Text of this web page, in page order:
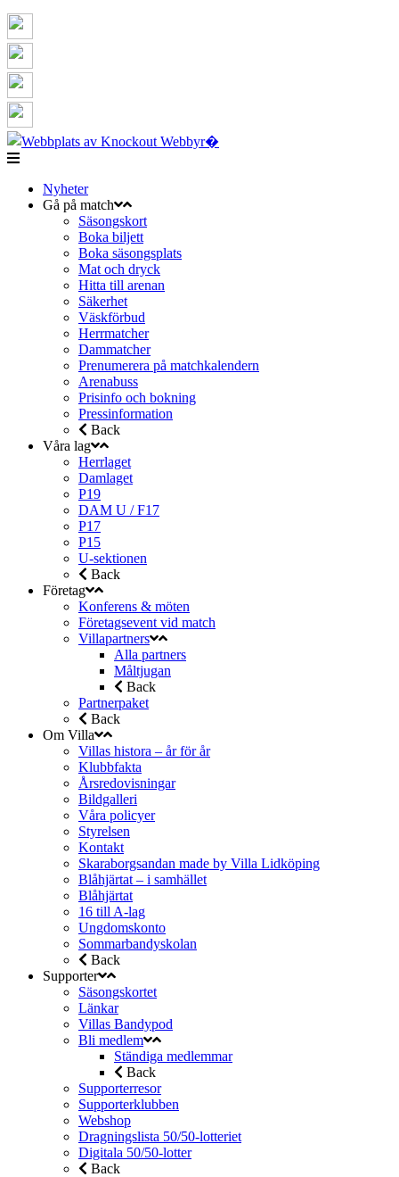
Nyheter
Gå på match
Säsongskort
Boka biljett
Boka säsongsplats
Mat och dryck
Hitta till arenan
Säkerhet
Väskförbud
Herrmatcher
Dammatcher
Prenumerera på matchkalendern
Arenabuss
Prisinfo och bokning
Pressinformation
Back
Våra lag
Herrlaget
Damlaget
P19
DAM U / F17
P17
P15
U-sektionen
Back
Företag
Konferens & möten
Företagsevent vid match
Villapartners
Alla partners
Måltjugan
Back
Partnerpaket
Back
Om Villa
Villas histora – år för år
Klubbfakta
Årsredovisningar
Bildgalleri
Våra policyer
Styrelsen
Kontakt
Skaraborgsandan made by Villa Lidköping
Blåhjärtat – i samhället
Blåhjärtat
16 till A-lag
Ungdomskonto
Sommarbandyskolan
Back
Supporter
Säsongskortet
Länkar
Villas Bandypod
Bli medlem
Ständiga medlemmar
Back
Supporterresor
Supporterklubben
Webshop
Dragningslista 50/50-lotteriet
Digitala 50/50-lotter
Back